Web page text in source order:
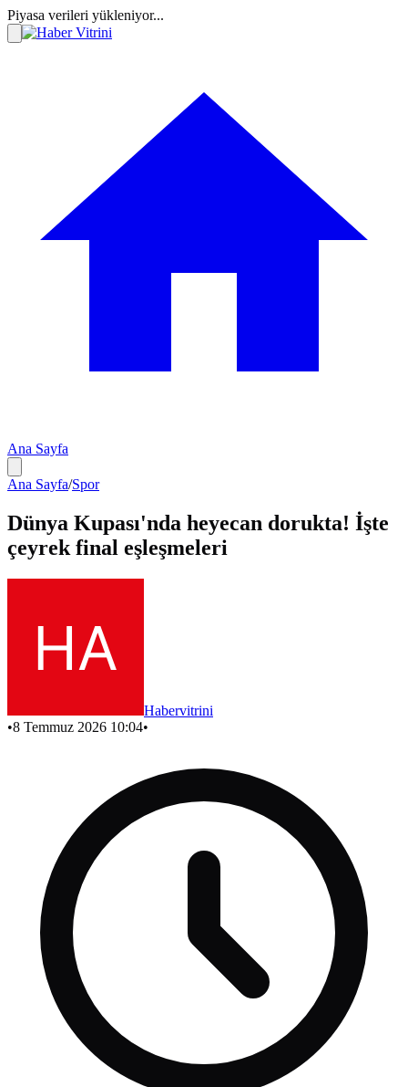
Piyasa verileri yükleniyor...
Ana Sayfa
Ana Sayfa/Spor
Dünya Kupası'nda heyecan dorukta! İşte
çeyrek final eşleşmeleri
Habervitrini
•8 Temmuz 2026 10:04•